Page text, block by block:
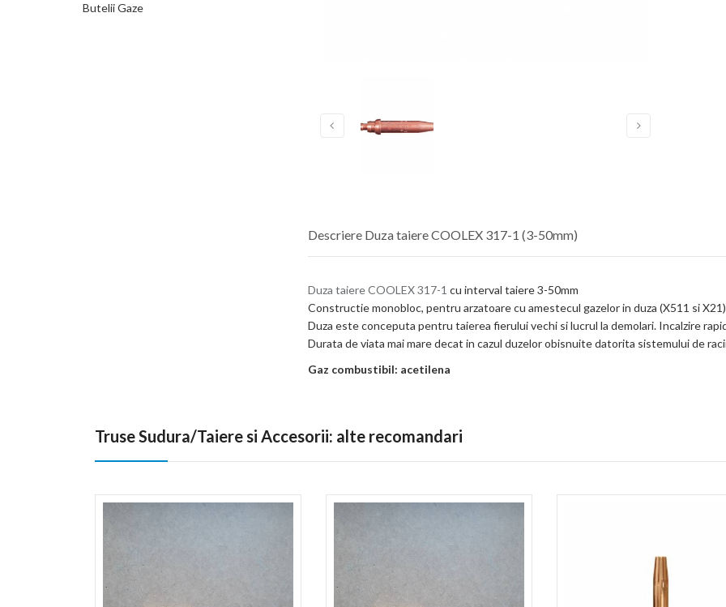
Descriere Duza taiere COOLEX 317-1 (3-50mm)
Duza taiere COOLEX 317-1 cu interval taiere 3-50mm
Constructie monobloc, pentru arzatoare cu amestecul gazelor in duza (X511 si
Duza este conceputa pentru taierea fierului vechi si lucrul la demolari. Incalzire
Durata de viata mai mare decat in cazul duzelor obisnuite datorita sistemului de
Gaz combustibil: acetilena
Butelii Gaze
Truse Sudura/Taiere si Accesorii: alte recomandari